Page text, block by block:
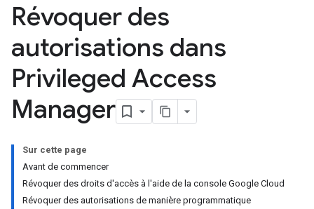
Révoquer des
autorisations dans
Privileged Access
Manager
Sur cette page
Avant de commencer
Révoquer des droits d'accès à l'aide de la console Google Cloud
Révoquer des autorisations de manière programmatique